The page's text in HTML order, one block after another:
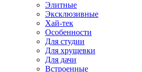
Элитные
Эксклюзивные
Хай-тек
Особенности
Для студии
Для хрущевки
Для дачи
Встроенные